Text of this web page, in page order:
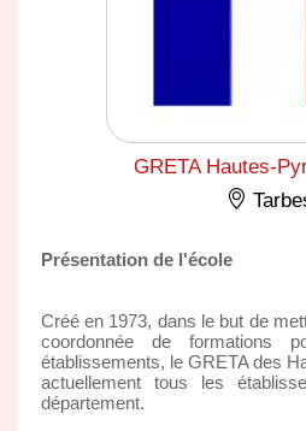
GRETA Hautes-
Présentation de l'école
Créé en 1973, dans le but de
coordonnée de formations
établissements, le GRETA des
actuellement tous les
département.